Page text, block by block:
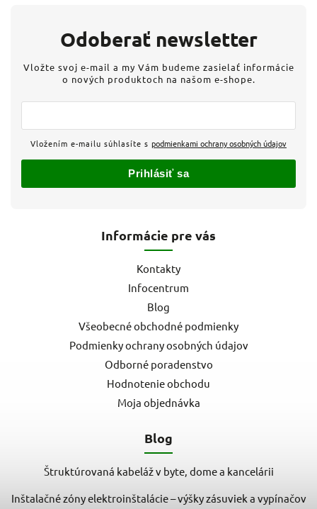
Informácie pre vás
Kontakty
Infocentrum
Blog
Všeobecné obchodné podmienky
Podmienky ochrany osobných údajov
Odborné poradenstvo
Hodnotenie obchodu
Moja objednávka
Blog
Štruktúrovaná kabeláž v byte, dome a kancelárii
Inštalačné zóny elektroinštalácie – výšky zásuviek a vypínačov
Odoberať newsletter
Vložte svoj e-mail a my Vám budeme zasielať informácie
o nových produktoch na našom e-shope.
Vložením e-mailu súhlasíte s podmienkami ochrany osobných údajov
Prihlásiť sa